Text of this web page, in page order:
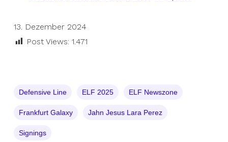
13. Dezember 2024
Post Views: 1.471
Defensive Line ELF 2025 ELF Newszone
Frankfurt Galaxy Jahn Jesus Lara Perez
Signings